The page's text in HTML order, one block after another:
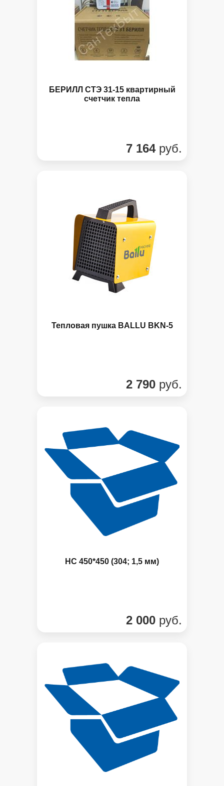
БЕРИЛЛ СТЭ 31-15 квартирный
счетчик тепла
7 164руб.
Тепловая пушка BALLU BKN-5
2 790 руб.
НС 450*450 (304; 1,5 мм)
2 000 руб.